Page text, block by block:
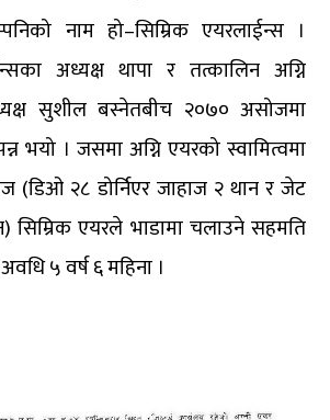
नाम हो–सिम्रिक एयरलाईन्स ।
अध्यक्ष थापा र तत्कालिन अग्नि
सुशील बस्नेतबीच २०७० असोजमा
भयो । जसमा अग्नि एयरको स्वामित्वमा
(डिओ २८ डोर्निएर जाहाज २ थान र जेट
सिम्रिक एयरले भाडामा चलाउने सहमति
५ वर्ष ६ महिना ।